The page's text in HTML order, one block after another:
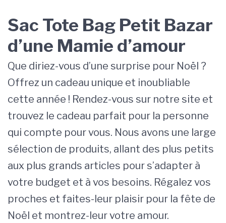
Sac Tote Bag Petit Bazar
d’une Mamie d’amour
Que diriez-vous d’une surprise pour Noël ?
Offrez un cadeau unique et inoubliable
cette année ! Rendez-vous sur notre site et
trouvez le cadeau parfait pour la personne
qui compte pour vous. Nous avons une large
sélection de produits, allant des plus petits
aux plus grands articles pour s’adapter à
votre budget et à vos besoins. Régalez vos
proches et faites-leur plaisir pour la fête de
Noël et montrez-leur votre amour.